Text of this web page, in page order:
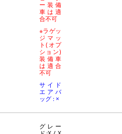
ー装備
車は適
合不可
※ラゲッ
ジマッ
ト(オプ
ション)
装備車
は適合
不可
サイド
エアバ
ッグ : ×
グレー